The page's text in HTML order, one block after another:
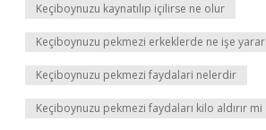
Keçiboynuzu kaynatılıp içilirse ne olur
Keçiboynuzu pekmezi erkeklerde ne işe yarar
Keçiboynuzu pekmezi faydalari nelerdir
Keçiboynuzu pekmezi faydaları kilo aldırır mi